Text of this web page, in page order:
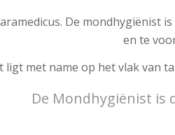
De
en te
met name op het vlak van
De Mondhygiënist is